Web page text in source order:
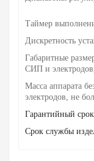
Таймер
Дискретность
Габаритные
СИП и
Масса аппарата
электродов, не
Гарантийный
Срок службы